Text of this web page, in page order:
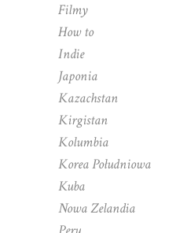
Filmy
How to
Indie
Japonia
Kazachstan
Kirgistan
Kolumbia
Korea Południowa
Kuba
Nowa Zelandia